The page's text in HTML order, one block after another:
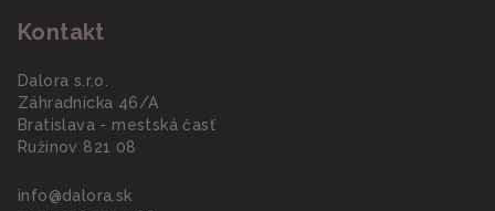
Kontakt
Dalora s.r.o.
Záhradnícka 46/A
Bratislava - mestská časť
Ružinov 821 08
info@dalora.sk